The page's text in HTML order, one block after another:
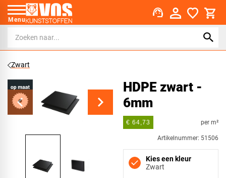
Menu support_agent
Zwart
HDPE zwart -
6mm
€ 64,73 per m²
Artikelnummer: 51506
Kies een kleur
Zwart